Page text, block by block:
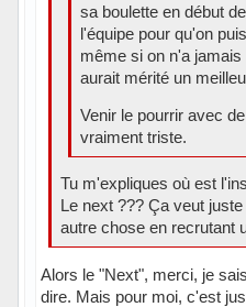
sa boulette en début
l'équipe pour qu'on
même si on n'a
aurait mérité un
Venir le pourrir avec
vraiment triste.
Tu m'expliques où est
Le next ??? Ça veut
autre chose en recrutant
Alors le "Next", merci, je
dire. Mais pour moi, c'est